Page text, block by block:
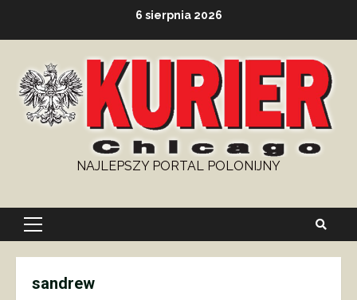
6 sierpnia 2026
NAJLEPSZY PORTAL POLONIJNY
Primary
sandrew